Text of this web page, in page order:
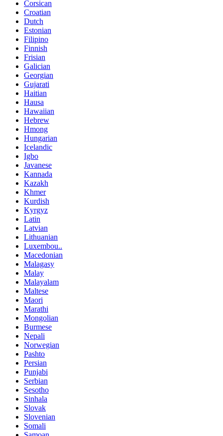
Corsican
Croatian
Dutch
Estonian
Filipino
Finnish
Frisian
Galician
Georgian
Gujarati
Haitian
Hausa
Hawaiian
Hebrew
Hmong
Hungarian
Icelandic
Igbo
Javanese
Kannada
Kazakh
Khmer
Kurdish
Kyrgyz
Latin
Latvian
Lithuanian
Luxembou..
Macedonian
Malagasy
Malay
Malayalam
Maltese
Maori
Marathi
Mongolian
Burmese
Nepali
Norwegian
Pashto
Persian
Punjabi
Serbian
Sesotho
Sinhala
Slovak
Slovenian
Somali